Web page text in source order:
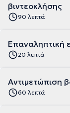
βιντεοκλήσης
90 λεπτά
Επαναληπτική
20 λεπτά
Αντιμετώπιση
60 λεπτά